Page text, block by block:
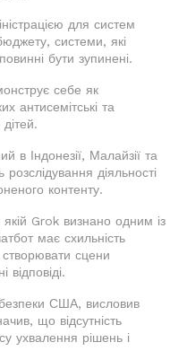
для систем
системи, які
бути зупинені.
себе як
антисемітські та
в Індонезії, Малайзії та
діяльності
контенту.
Grok визнано одним із
має схильність
сцени
безпеки США, висловив
що відсутність
ухвалення рішень і